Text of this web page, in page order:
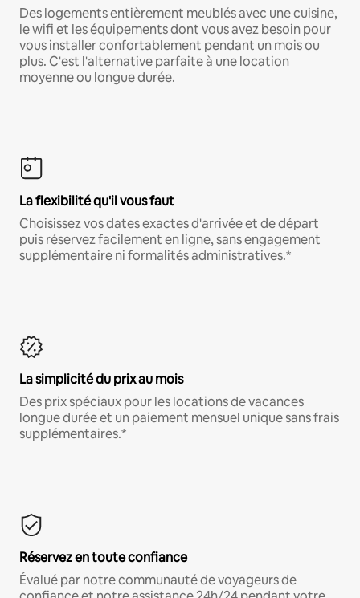
Des logements entièrement meublés avec une cuisine,
le wifi et les équipements dont vous avez besoin pour
vous installer confortablement pendant un mois ou
plus. C'est l'alternative parfaite à une location
moyenne ou longue durée.
La flexibilité qu'il vous faut
Choisissez vos dates exactes d'arrivée et de départ
puis réservez facilement en ligne, sans engagement
supplémentaire ni formalités administratives.*
La simplicité du prix au mois
Des prix spéciaux pour les locations de vacances
longue durée et un paiement mensuel unique sans frais
supplémentaires.*
Réservez en toute confiance
Évalué par notre communauté de voyageurs de